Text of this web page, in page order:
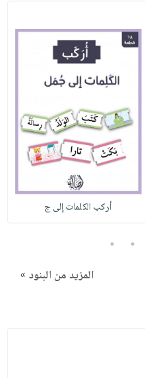
أركب الكلمات إلى ج
4
5
المزيد من البنود »